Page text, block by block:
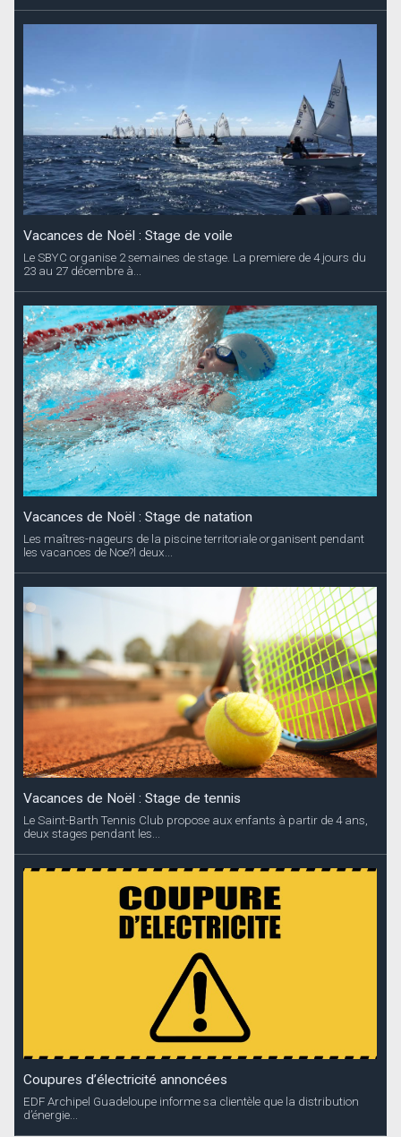
Vacances de Noël : Stage de voile
Le SBYC organise 2 semaines de stage. La premiere de 4 jours du
23 au 27 décembre à...
Vacances de Noël : Stage de natation
Les maîtres-nageurs de la piscine territoriale organisent pendant
les vacances de Noe?l deux...
Vacances de Noël : Stage de tennis
Le Saint-Barth Tennis Club propose aux enfants à partir de 4 ans,
deux stages pendant les...
Coupures d’électricité annoncées
EDF Archipel Guadeloupe informe sa clientèle que la distribution
d’énergie...